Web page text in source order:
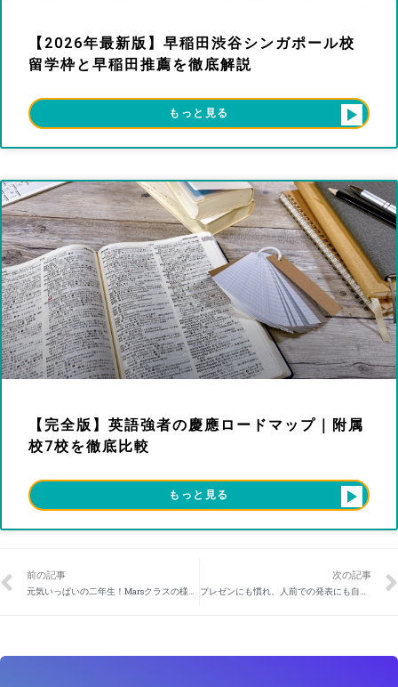
【2026年最新版】早稲田渋谷シンガポール校
留学枠と早稲田推薦を徹底解説
もっと見る
【完全版】英語強者の慶應ロードマップ｜附属
校7校を徹底比較
もっと見る
前の記事
元気いっぱいの二年生！Marsクラスの様子
次の記事
プレゼンにも慣れ、人前での発表にも自信が出てきました！